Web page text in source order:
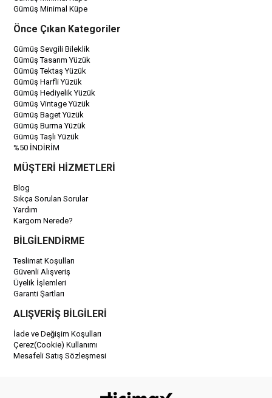
Gümüş Minimal Küpe
Önce Çıkan Kategoriler
Gümüş Sevgili Bileklik
Gümüş Tasarım Yüzük
Gümüş Tektaş Yüzük
Gümüş Harfli Yüzük
Gümüş Hediyelik Yüzük
Gümüş Vintage Yüzük
Gümüş Baget Yüzük
Gümüş Burma Yüzük
Gümüş Taşlı Yüzük
%50 İNDİRİM
MÜŞTERİ HİZMETLERİ
Blog
Sıkça Sorulan Sorular
Yardım
Kargom Nerede?
BİLGİLENDİRME
Teslimat Koşulları
Güvenli Alışveriş
Üyelik İşlemleri
Garanti Şartları
ALIŞVERİŞ BİLGİLERİ
İade ve Değişim Koşulları
Çerez(Cookie) Kullanımı
Mesafeli Satış Sözleşmesi